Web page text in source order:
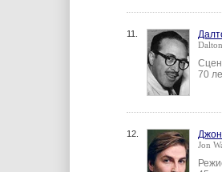
11.
70
12. Джон
Jon